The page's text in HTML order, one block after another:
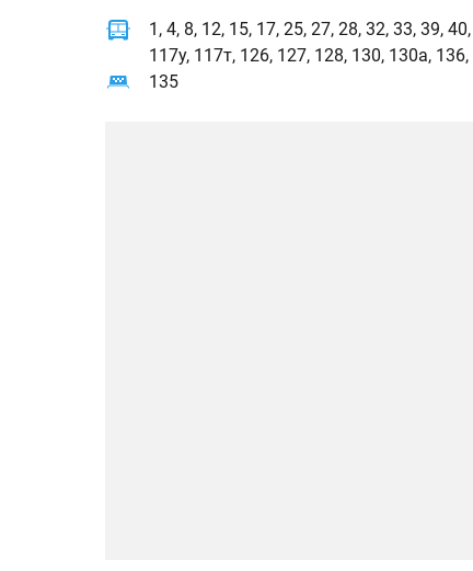
1, 4, 8, 12, 15, 17, 25, 27, 28, 32, 33, 39,
117у, 117т, 126, 127, 128, 130, 130а,
135